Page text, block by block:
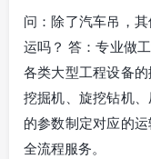
问：除了汽车吊，
运吗？ 答：专业做
各类大型工程设备
挖掘机、旋挖钻机
的参数制定对应的
全流程服务。